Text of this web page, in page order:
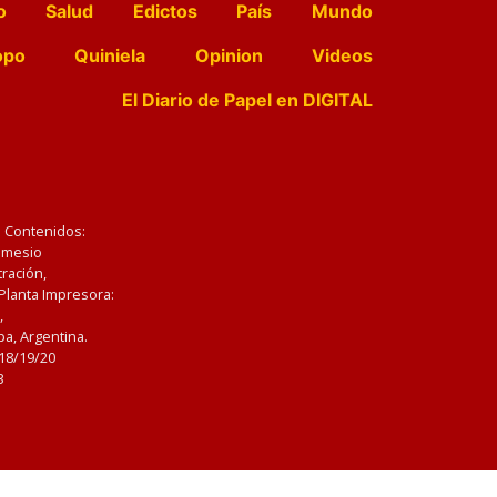
Salud Edictos País
Mundo
Quiniela Opinion
Videos
El Diario de Papel en DIGITAL
Impresora:
Argentina.
19/20